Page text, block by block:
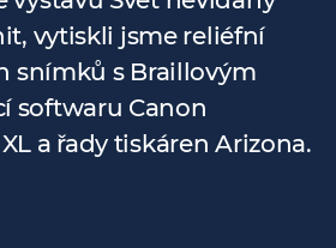
vytiskli jsme reliéfní
snímků s Braillovým
softwaru Canon
a řady tiskáren Arizona.
NEVÍDANÝ